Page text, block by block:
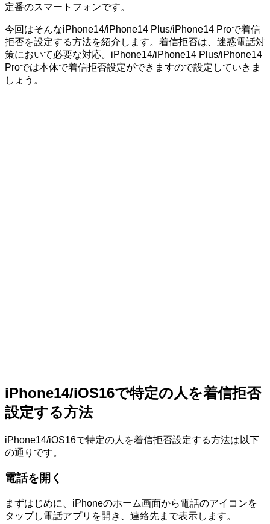
定番のスマートフォンです。
今回はそんなiPhone14/iPhone14 Plus/iPhone14 Proで着信
拒否を設定する方法を紹介します。着信拒否は、迷惑電話対
策において必要な対応。iPhone14/iPhone14 Plus/iPhone14
Proでは本体で着信拒否設定ができますので設定していきま
しょう。
iPhone14/iOS16で特定の人を着信拒否
設定する方法
iPhone14/iOS16で特定の人を着信拒否設定する方法は以下
の通りです。
電話を開く
まずはじめに、iPhoneのホーム画面から電話のアイコンを
タップし電話アプリを開き、連絡先まで表示します。